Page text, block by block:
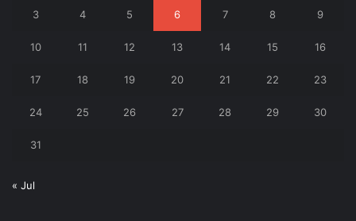
3 4 5 6 7 8 9
10 11 12 13 14 15 16
17 18 19 20 21 22 23
24 25 26 27 28 29 30
31
« Jul